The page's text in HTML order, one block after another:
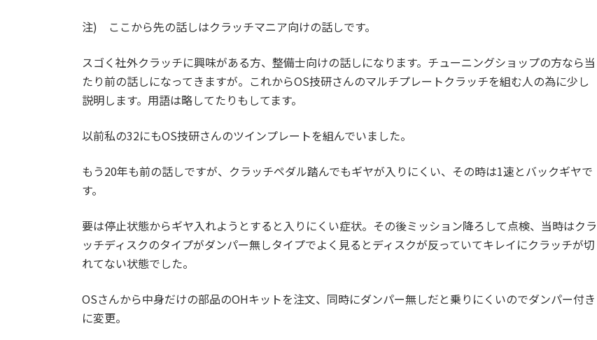
注) ここから先の話しはクラッチマニア向けの話しです。
スゴく社外クラッチに興味がある方、整備士向けの話しになります。チューニングショップの方なら当
たり前の話しになってきますが。これからOS技研さんのマルチプレートクラッチを組む人の為に少し
説明します。用語は略してたりもしてます。
以前私の32にもOS技研さんのツインプレートを組んでいました。
もう20年も前の話しですが、クラッチペダル踏んでもギヤが入りにくい、その時は1速とバックギヤで
す。
要は停止状態からギヤ入れようとすると入りにくい症状。その後ミッション降ろして点検、当時はクラ
ッチディスクのタイプがダンパー無しタイプでよく見るとディスクが反っていてキレイにクラッチが切
れてない状態でした。
OSさんから中身だけの部品のOHキットを注文、同時にダンパー無しだと乗りにくいのでダンパー付き
に変更。